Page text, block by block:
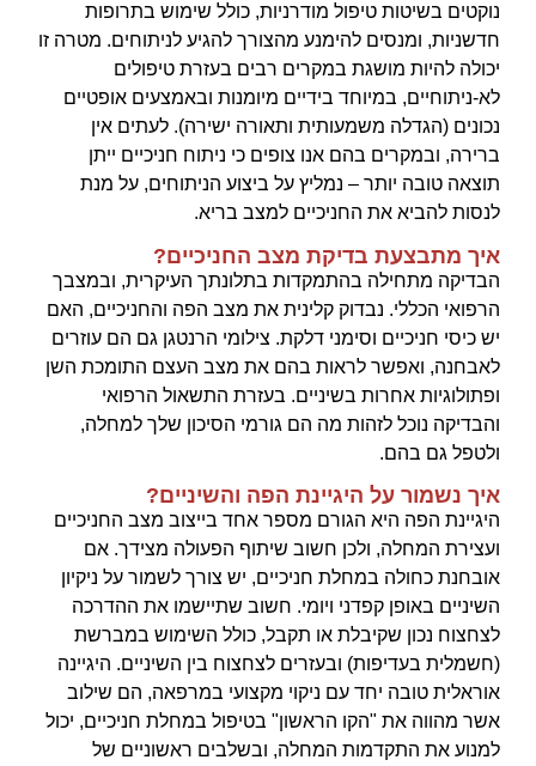
נוקטים בשיטות טיפול מודרניות, כולל שימוש בתרופות
חדשניות, ומנסים להימנע מהצורך להגיע לניתוחים. מטרה זו
יכולה להיות מושגת במקרים רבים בעזרת טיפולים
לא-ניתוחיים, במיוחד בידיים מיומנות ובאמצעים אופטיים
נכונים (הגדלה משמעותית ותאורה ישירה). לעתים אין
ברירה, ובמקרים בהם אנו צופים כי ניתוח חניכיים ייתן
תוצאה טובה יותר – נמליץ על ביצוע הניתוחים, על מנת
לנסות להביא את החניכיים למצב בריא.
איך מתבצעת בדיקת מצב החניכיים?
הבדיקה מתחילה בהתמקדות בתלונתך העיקרית, ובמצבך
הרפואי הכללי. נבדוק קלינית את מצב הפה והחניכיים, האם
יש כיסי חניכיים וסימני דלקת. צילומי הרנטגן גם הם עוזרים
לאבחנה, ואפשר לראות בהם את מצב העצם התומכת השן
ופתולוגיות אחרות בשיניים. בעזרת התשאול הרפואי
והבדיקה נוכל לזהות מה הם גורמי הסיכון שלך למחלה,
ולטפל גם בהם.
איך נשמור על היגיינת הפה והשיניים?
היגיינת הפה היא הגורם מספר אחד בייצוב מצב החניכיים
ועצירת המחלה, ולכן חשוב שיתוף הפעולה מצידך. אם
אובחנת כחולה במחלת חניכיים, יש צורך לשמור על ניקיון
השיניים באופן קפדני ויומי. חשוב שתיישמו את ההדרכה
לצחצוח נכון שקיבלת או תקבל, כולל השימוש במברשת
(חשמלית בעדיפות) ובעזרים לצחצוח בין השיניים. היגיינה
אוראלית טובה יחד עם ניקוי מקצועי במרפאה, הם שילוב
אשר מהווה את "הקו הראשון" בטיפול במחלת חניכיים, יכול
למנוע את התקדמות המחלה, ובשלבים ראשוניים של